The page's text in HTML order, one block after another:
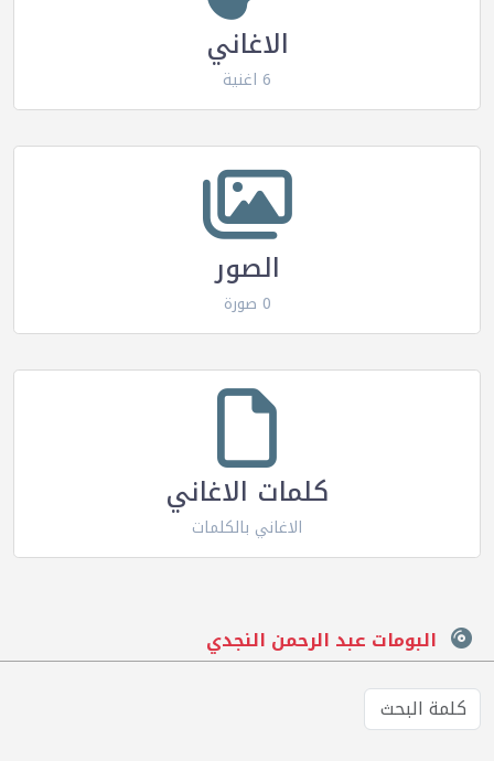
الاغاني
6 اغنية
الصور
0 صورة
كلمات الاغاني
الاغاني بالكلمات
البومات عبد الرحمن النجدي